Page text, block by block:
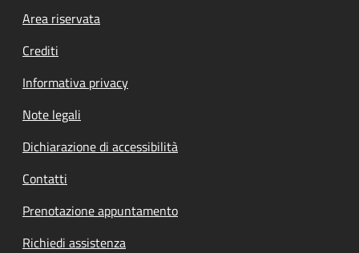
Footer menu
Area riservata
Crediti
Informativa privacy
Note legali
Dichiarazione di accessibilità
Contatti
Prenotazione appuntamento
Richiedi assistenza